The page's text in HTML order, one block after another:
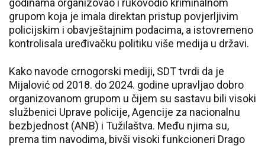
godinama organizovao i rukovodio kriminalnom
grupom koja je imala direktan pristup povjerljivim
policijskim i obavještajnim podacima, a istovremeno
kontrolisala uređivačku politiku više medija u državi.
Kako navode crnogorski mediji, SDT tvrdi da je
Mijalović od 2018. do 2024. godine upravljao dobro
organizovanom grupom u čijem su sastavu bili visoki
službenici Uprave policije, Agencije za nacionalnu
bezbjednost (ANB) i Tužilaštva. Među njima su,
prema tim navodima, bivši visoki funkcioneri Drago